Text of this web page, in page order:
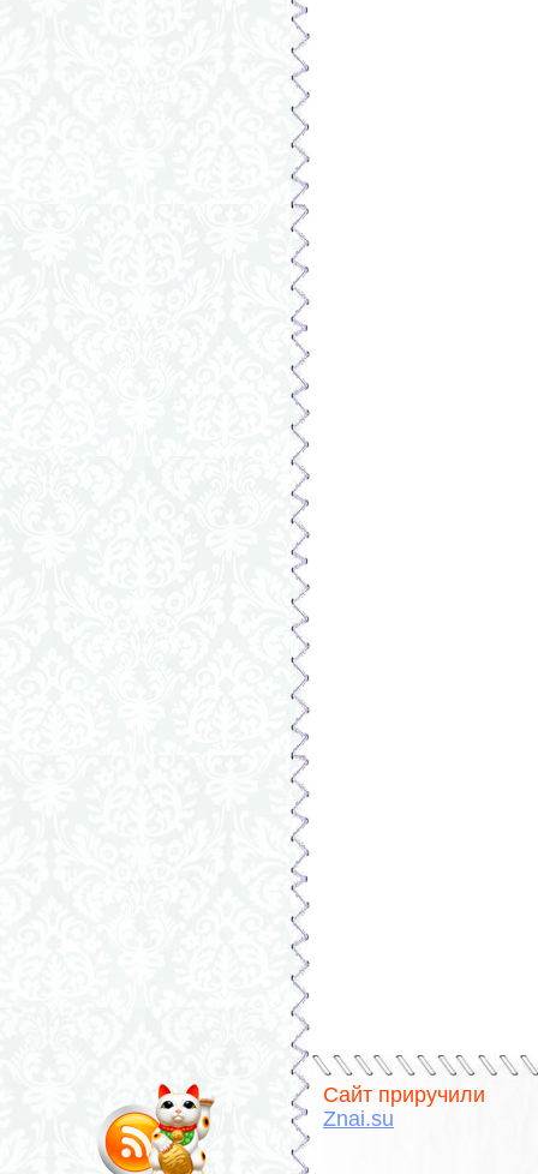
Сайт приручили
Znai.su